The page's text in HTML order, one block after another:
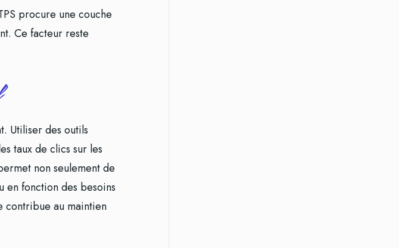
procure une couche
Ce facteur reste
Utiliser des outils
taux de clics sur les
non seulement de
en fonction des besoins
contribue au maintien